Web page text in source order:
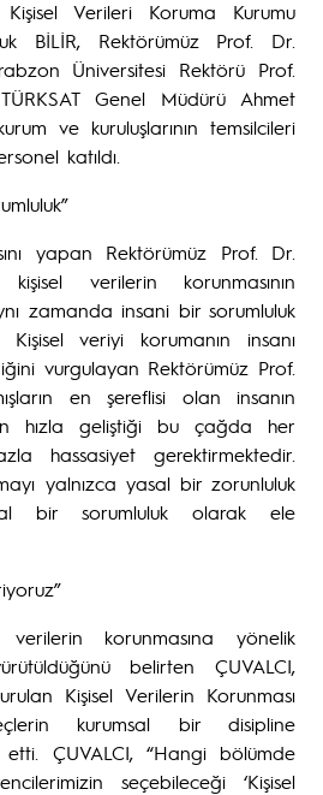
Verileri Koruma Kurumu
BİLİR, Rektörümüz Prof. Dr.
Üniversitesi Rektörü Prof.
Genel Müdürü Ahmet
ve kuruluşlarının temsilcileri
katıldı.
yapan Rektörümüz Prof. Dr.
verilerin korunmasının
zamanda insani bir sorumluluk
veriyi korumanın insanı
vurgulayan Rektörümüz Prof.
en şereflisi olan insanın
hızla geliştiği bu çağda her
hassasiyet gerektirmektedir.
yalnızca yasal bir zorunluluk
bir sorumluluk olarak ele
verilerin korunmasına yönelik
belirten ÇUVALCI,
Kişisel Verilerin Korunması
kurumsal bir disipline
ÇUVALCI, “Hangi bölümde
seçebileceği ‘Kişisel